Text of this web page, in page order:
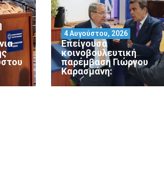
Επείγουσα
κοινοβουλευτική
παρέμβαση Γιώργου
Καρασμάνη:
4 Αυγούστου, 2026